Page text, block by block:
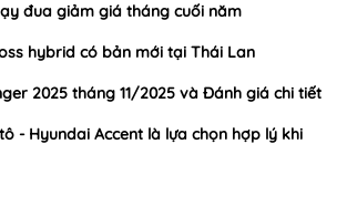
đua giảm giá tháng cuối năm
hybrid có bản mới tại Thái Lan
2025 tháng 11/2025 và Đánh giá chi tiết
- Hyundai Accent là lựa chọn hợp lý khi